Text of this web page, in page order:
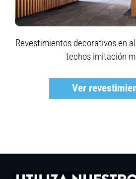
Revestimientos decorativos en
techos imitación
Ver